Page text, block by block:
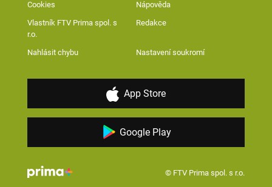
Cookies Nápověda
Vlastník FTV Prima spol. s
r.o.
Redakce
Nahlásit chybu Nastavení soukromí
App Store
Google Play
© FTV Prima spol. s r.o.